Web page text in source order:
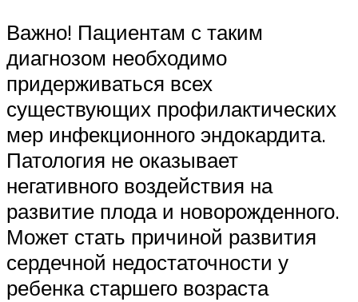
Важно! Пациентам с таким
диагнозом необходимо
придерживаться всех
существующих профилактических
мер инфекционного эндокардита.
Патология не оказывает
негативного воздействия на
развитие плода и новорожденного.
Может стать причиной развития
сердечной недостаточности у
ребенка старшего возраста